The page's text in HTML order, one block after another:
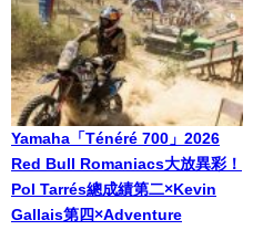
Yamaha「Ténéré 700」2026
Red Bull Romaniacs大放異彩！
Pol Tarrés總成績第二×Kevin
Gallais第四×Adventure